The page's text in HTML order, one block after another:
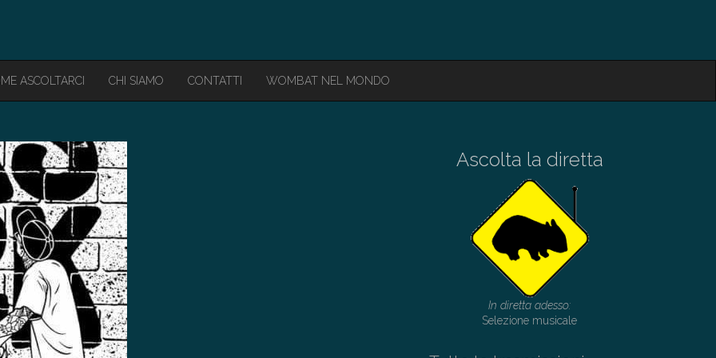
ASCOLTARCI CHI SIAMO CONTATTI WOMBAT NEL MONDO
Ascolta la diretta
In diretta adesso:
Selezione musicale